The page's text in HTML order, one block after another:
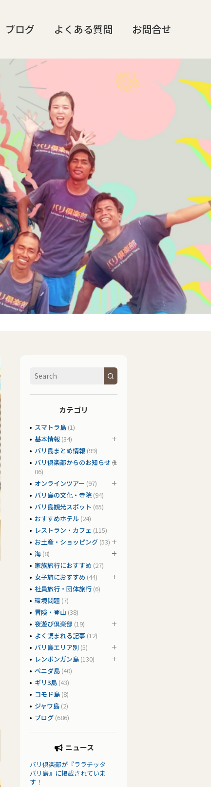
ブログ よくある質問 お問合せ
カテゴリ
スマトラ島 (1)
基本情報 (34)
バリ島まとめ情報 (99)
バリ倶楽部からのお知らせ (1
06)
オンラインツアー (97)
バリ島の文化・寺院 (94)
バリ島観光スポット (65)
おすすめホテル (24)
レストラン・カフェ (115)
お土産・ショッピング (53)
海 (8)
家族旅行におすすめ (27)
女子旅におすすめ (44)
社員旅行・団体旅行 (6)
環境問題 (7)
冒険・登山 (38)
夜遊び倶楽部 (19)
よく読まれる記事 (12)
バリ島エリア別 (5)
レンボンガン島 (130)
ペニダ島 (40)
ギリ3島 (43)
コモド島 (8)
ジャワ島 (2)
ブログ (686)
ニュース
バリ倶楽部が『ララチッタ
バリ島』に掲載されていま
す！